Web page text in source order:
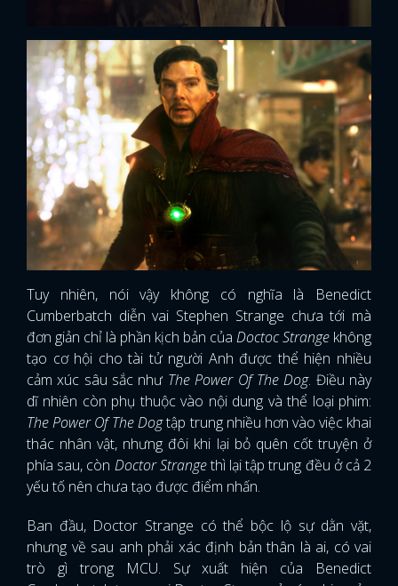
Tuy nhiên, nói vậy không có nghĩa là Benedict
Cumberbatch diễn vai Stephen Strange chưa tới mà
đơn giản chỉ là phần kịch bản của Doctoc Strange không
tạo cơ hội cho tài tử người Anh được thể hiện nhiều
cảm xúc sâu sắc như The Power Of The Dog. Điều này
dĩ nhiên còn phụ thuộc vào nội dung và thể loại phim:
The Power Of The Dogtập trung nhiều hơn vào việc khai
thác nhân vật, nhưng đôi khi lại bỏ quên cốt truyện ở
phía sau, còn Doctor Strangethì lại tập trung đều ở cả 2
yếu tố nên chưa tạo được điểm nhấn.
Ban đầu, Doctor Strange có thể bộc lộ sự dằn vặt,
nhưng về sau anh phải xác định bản thân là ai, có vai
trò gì trong MCU. Sự xuất hiện của Benedict